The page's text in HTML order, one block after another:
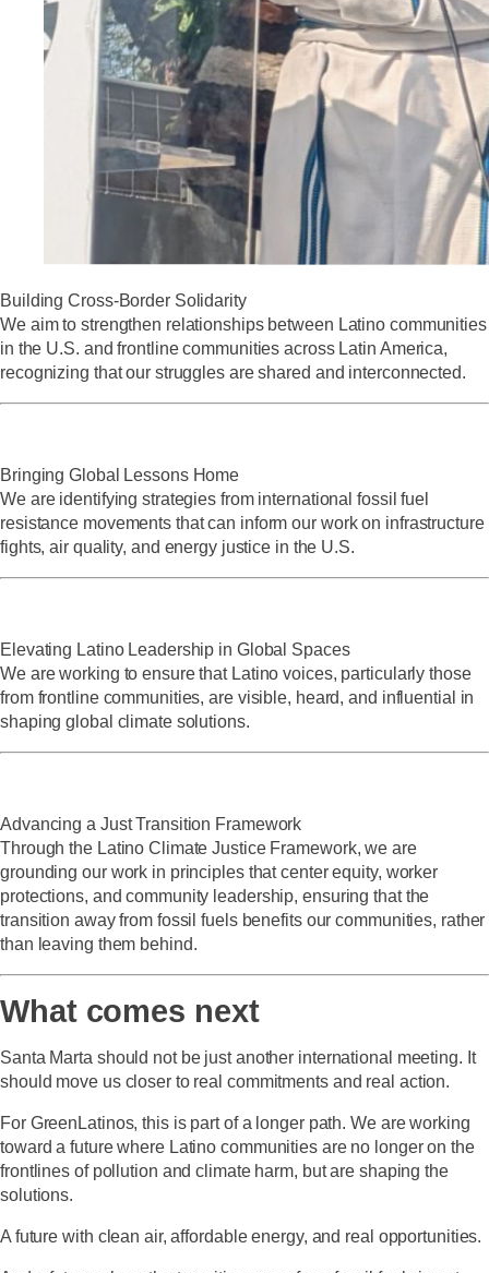
Building Cross-Border Solidarity
We aim to strengthen relationships between Latino communities
in the U.S. and frontline communities across Latin America,
recognizing that our struggles are shared and interconnected.
Bringing Global Lessons Home
We are identifying strategies from international fossil fuel
resistance movements that can inform our work on infrastructure
fights, air quality, and energy justice in the U.S.
Elevating Latino Leadership in Global Spaces
We are working to ensure that Latino voices, particularly those
from frontline communities, are visible, heard, and influential in
shaping global climate solutions.
Advancing a Just Transition Framework
Through the Latino Climate Justice Framework, we are
grounding our work in principles that center equity, worker
protections, and community leadership, ensuring that the
transition away from fossil fuels benefits our communities, rather
than leaving them behind.
What comes next
Santa Marta should not be just another international meeting. It
should move us closer to real commitments and real action.
For GreenLatinos, this is part of a longer path. We are working
toward a future where Latino communities are no longer on the
frontlines of pollution and climate harm, but are shaping the
solutions.
A future with clean air, affordable energy, and real opportunities.